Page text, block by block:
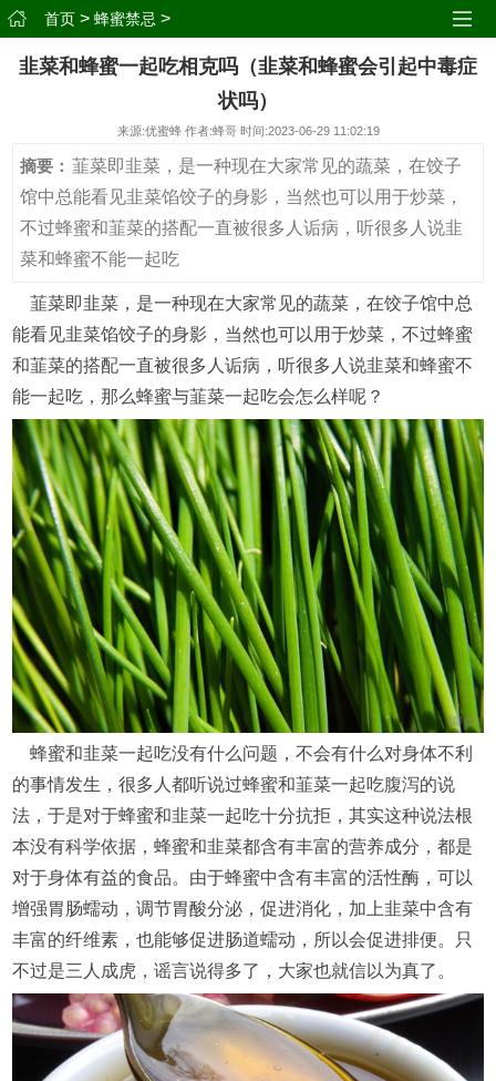
首页 >蜂蜜禁忌 >
韭菜和蜂蜜一起吃相克吗（韭菜和蜂蜜会引起中毒症
状吗）
来源:优蜜蜂 作者:蜂哥 时间:2023-06-29 11:02:19
摘要： 韮菜即韭菜，是一种现在大家常见的蔬菜，在饺子
馆中总能看见韭菜馅饺子的身影，当然也可以用于炒菜，
不过蜂蜜和韮菜的搭配一直被很多人诟病，听很多人说韭
菜和蜂蜜不能一起吃
韮菜即韭菜，是一种现在大家常见的蔬菜，在饺子馆中总
能看见韭菜馅饺子的身影，当然也可以用于炒菜，不过蜂蜜
和韮菜的搭配一直被很多人诟病，听很多人说韭菜和蜂蜜不
能一起吃，那么蜂蜜与韮菜一起吃会怎么样呢？
蜂蜜和韭菜一起吃没有什么问题，不会有什么对身体不利
的事情发生，很多人都听说过蜂蜜和韮菜一起吃腹泻的说
法，于是对于蜂蜜和韭菜一起吃十分抗拒，其实这种说法根
本没有科学依据，蜂蜜和韭菜都含有丰富的营养成分，都是
对于身体有益的食品。由于蜂蜜中含有丰富的活性酶，可以
增强胃肠蠕动，调节胃酸分泌，促进消化，加上韭菜中含有
丰富的纤维素，也能够促进肠道蠕动，所以会促进排便。只
不过是三人成虎，谣言说得多了，大家也就信以为真了。